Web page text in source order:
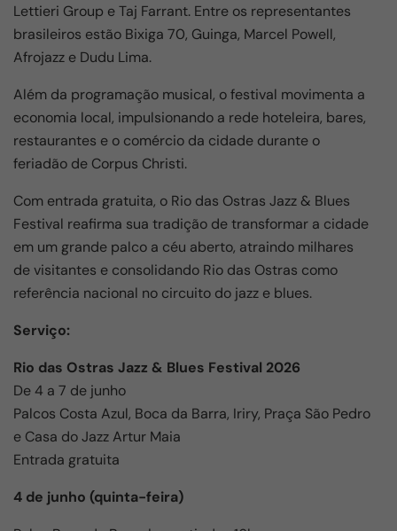
Lettieri Group e Taj Farrant. Entre os representantes
brasileiros estão Bixiga 70, Guinga, Marcel Powell,
Afrojazz e Dudu Lima.
Além da programação musical, o festival movimenta a
economia local, impulsionando a rede hoteleira, bares,
restaurantes e o comércio da cidade durante o
feriadão de Corpus Christi.
Com entrada gratuita, o Rio das Ostras Jazz & Blues
Festival reafirma sua tradição de transformar a cidade
em um grande palco a céu aberto, atraindo milhares
de visitantes e consolidando Rio das Ostras como
referência nacional no circuito do jazz e blues.
Serviço:
Rio das Ostras Jazz & Blues Festival 2026
De 4 a 7 de junho
Palcos Costa Azul, Boca da Barra, Iriry, Praça São Pedro
e Casa do Jazz Artur Maia
Entrada gratuita
4 de junho (quinta-feira)